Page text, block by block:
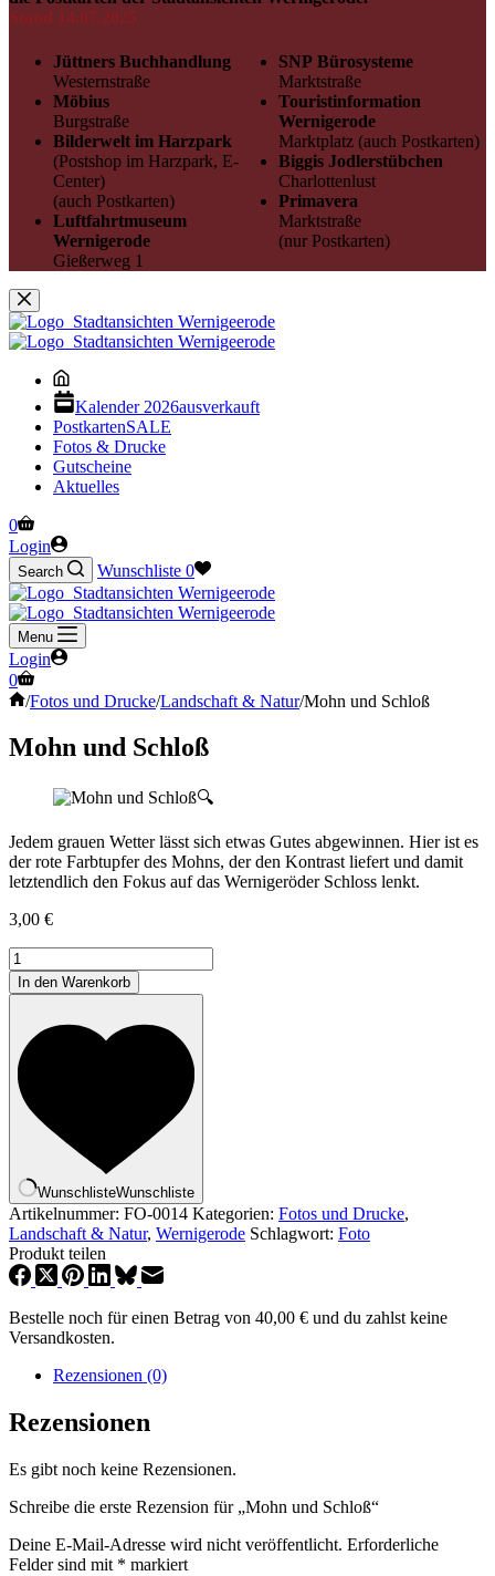
Stand 14.07.2025
Jüttners Buchhandlung
Westernstraße
Möbius
Burgstraße
Bilderwelt im Harzpark
(Postshop im Harzpark, E-
Center)
(auch Postkarten)
Luftfahrtmuseum
Wernigerode
Gießerweg 1
SNP Bürosysteme
Marktstraße
Touristinformation
Wernigerode
Marktplatz (auch Postkarten)
Biggis Jodlerstübchen
Charlottenlust
Primavera
Marktstraße
(nur Postkarten)
Kalender 2026ausverkauft
PostkartenSALE
Fotos & Drucke
Gutscheine
Aktuelles
Warenkorb
0
Login
Search Wunschliste 0
Menu
Login
Warenkorb
0
Start
/Fotos und Drucke/Landschaft & Natur/Mohn und Schloß
Mohn und Schloß
🔍
Jedem grauen Wetter lässt sich etwas Gutes abgewinnen. Hier ist es
der rote Farbtupfer des Mohns, der den Kontrast liefert und damit
letztendlich den Fokus auf das Wernigeröder Schloss lenkt.
3,00 €
Mohn
und
Schloß
Menge
In den Warenkorb
WunschlisteWunschliste
Artikelnummer: FO-0014 Kategorien: Fotos und Drucke,
Landschaft & Natur, Wernigerode Schlagwort: Foto
Produkt teilen
Bestelle noch für einen Betrag von 40,00 € und du zahlst keine
Versandkosten.
Rezensionen (0)
Rezensionen
Es gibt noch keine Rezensionen.
Schreibe die erste Rezension für „Mohn und Schloß“
Deine E-Mail-Adresse wird nicht veröffentlicht. Erforderliche
Felder sind mit * markiert